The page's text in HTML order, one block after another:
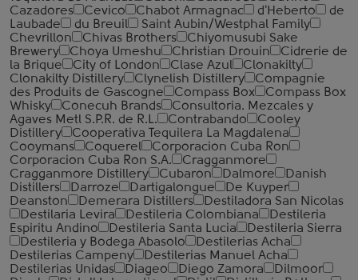
Cazadores
Cevico Chabot Armagnac d'Heberto
de
Laubade
du Breuil
Saint Aubin/Westphal Family
Chevrillon
Chivas Brothers
Chiyomusubi Sake
Brewery
Choya Umeshu Christian Drouin
Cidrerie de
la Brique
City of London Clase Azul
Clonakilty
Clonakilty Distillery
Clynelish Distillery
Compagnie
des Produits de Gascogne
Compass Box
Compass Box
Whisky
Conecuh Brands
Consultoria. Mezcales y
Agaves Metl S.P.R. de R.L.
Contrabando
Cooley
Distillery
Cooperativa Tequilera La Magdalena
Cooymans
Coquerel
Corporacion Cuba Ron
Corporacion Cuba Ron S.A.
Cragganmore
Cragganmore Distillery
Cubaron Dalmore
Danish
Distillers
Darroze Dartigalongue
De Kuyper
Deanston
Demerara Distillers
Destiladora San Nicolas
Destilaria Levira
Destileria Colombiana
Destileria
Espiritu Andino
Destileria Santa Lucia
Destileria Sierra
Destileria y Bodega Abasolo
Destilerias Acha
Destilerias Campeny
Destilerias Manuel Acha
Destilerias Unidas
Diageo Diego Zamora
Dilmoor